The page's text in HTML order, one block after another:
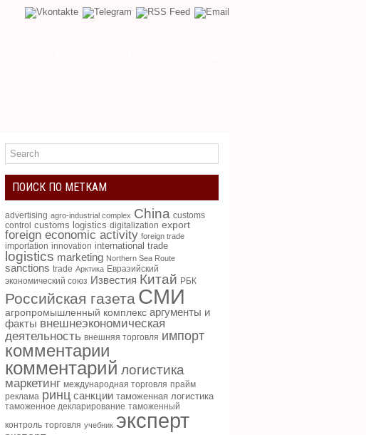
ПОИСК ПО МЕТКАМ
advertising agro-industrial complex China customs
control customs logistics digitalization export
foreign economic activity foreign trade
importation innovation international trade
logistics marketing Northern Sea Route
sanctions trade Арктика Евразийский
экономический союз Известия Китай РБК
Российская газета СМИ
агропромышленный комплекс аргументы и
факты внешнеэкономическая
деятельность внешняя торговля импорт
комментарии
комментарий логистика
маркетинг международная торговля прайм
реклама ринц санкции таможенная логистика
таможенное декларирование таможенный
контроль торговля учебник эксперт